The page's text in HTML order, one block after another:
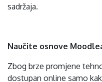
sadržaja.
Naučite osnove
Zbog brze promjene
dostupan online samo